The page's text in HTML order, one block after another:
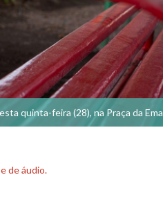
quinta-feira (28), na Praça da
de áudio.